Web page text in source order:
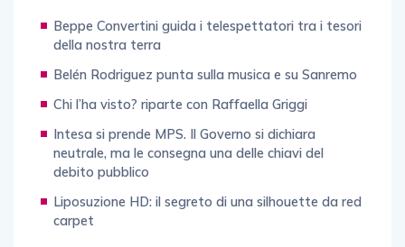
Beppe Convertini guida i telespettatori tra i tesori
della nostra terra
Belén Rodriguez punta sulla musica e su Sanremo
Chi l’ha visto? riparte con Raffaella Griggi
Intesa si prende MPS. Il Governo si dichiara
neutrale, ma le consegna una delle chiavi del
debito pubblico
Liposuzione HD: il segreto di una silhouette da red
carpet